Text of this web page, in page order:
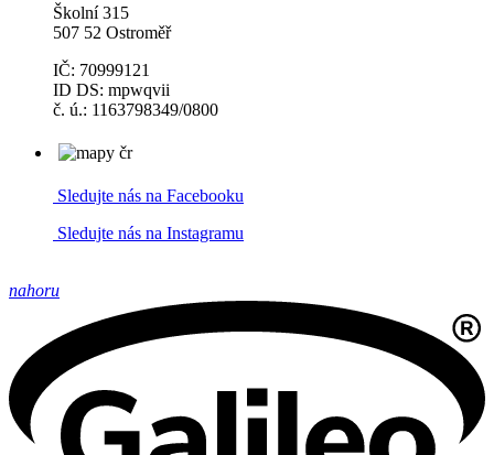
Školní 315
507 52 Ostroměř
IČ: 70999121
ID DS: mpwqvii
č. ú.: 1163798349/0800
Sledujte nás na Facebooku
Sledujte nás na Instagramu
nahoru